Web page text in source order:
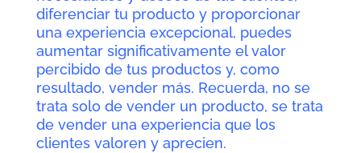
diferenciar tu producto y proporcionar
una experiencia excepcional, puedes
aumentar significativamente el valor
percibido de tus productos y, como
resultado, vender más. Recuerda, no se
trata solo de vender un producto, se trata
de vender una experiencia que los
clientes valoren y aprecien.